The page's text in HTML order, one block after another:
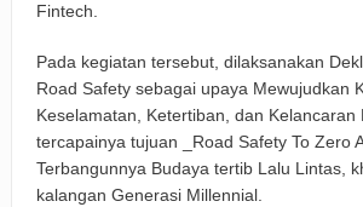
Fintech.
Pada kegiatan tersebut, dilaksanakan
Road Safety sebagai upaya Mewujudkan
Keselamatan, Ketertiban, dan Kelancaran
tercapainya tujuan _Road Safety To Zero
Terbangunnya Budaya tertib Lalu Lintas,
kalangan Generasi Millennial.